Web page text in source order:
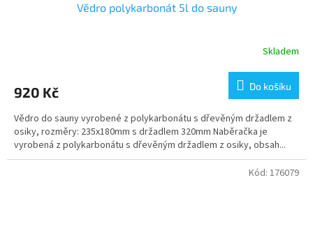
Vědro polykarbonát 5l do sauny
Skladem
920 Kč Do košíku
Vědro do sauny vyrobené z polykarbonátu s dřevěným držadlem z
osiky, rozměry: 235x180mm s držadlem 320mm Naběračka je
vyrobená z polykarbonátu s dřevěným držadlem z osiky, obsah...
Kód: 176079